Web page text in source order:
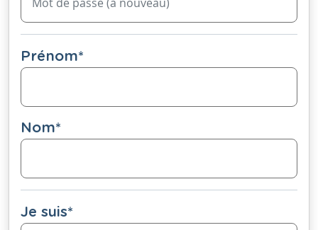
Prénom*
Nom*
Je suis*